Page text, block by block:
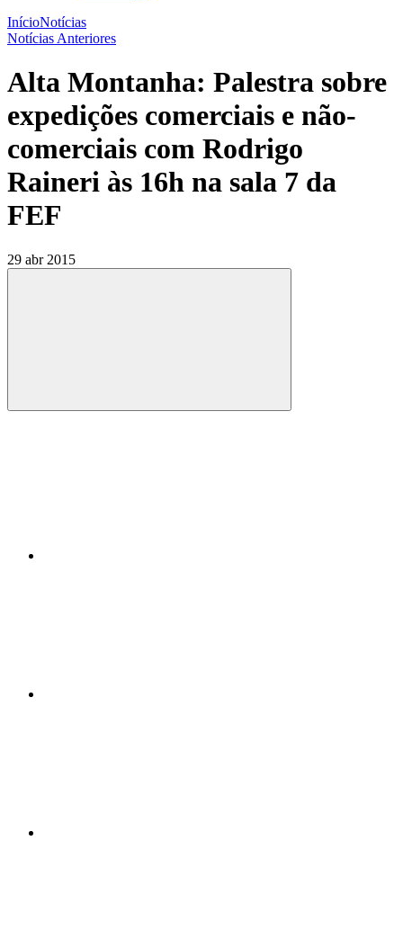
InícioNotícias
Notícias Anteriores
Alta Montanha: Palestra sobre
expedições comerciais e não-
comerciais com Rodrigo
Raineri às 16h na sala 7 da
FEF
29 abr 2015
Compartilhar